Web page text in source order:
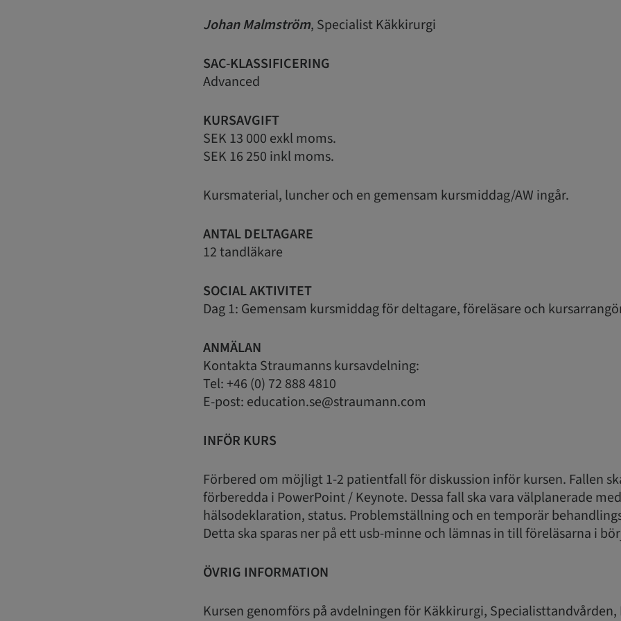
Johan Malmström, Specialist Käkkirurgi
SAC-KLASSIFICERING
Advanced
KURSAVGIFT
SEK 13 000 exkl moms.
SEK 16 250 inkl moms.
Kursmaterial, luncher och en gemensam kursmiddag/AW ingår.
ANTAL DELTAGARE
12 tandläkare
SOCIAL AKTIVITET
Dag 1: Gemensam kursmiddag för deltagare, föreläsare och
ANMÄLAN
Kontakta Straumanns kursavdelning:
Tel: +46 (0) 72 888 4810
E-post: education.se@straumann.com
INFÖR KURS
Förbered om möjligt 1-2 patientfall för diskussion inför kursen. Fallen
förberedda i PowerPoint / Keynote. Dessa fall ska vara välplanerade
hälsodeklaration, status. Problemställning och en temporär
Detta ska sparas ner på ett usb-minne och lämnas in till föreläsarna i
ÖVRIG INFORMATION
Kursen genomförs på avdelningen för Käkkirurgi,